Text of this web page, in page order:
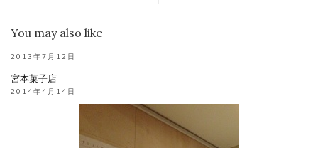
You may also like
2013年7月12日
宮本菓子店
2014年4月14日